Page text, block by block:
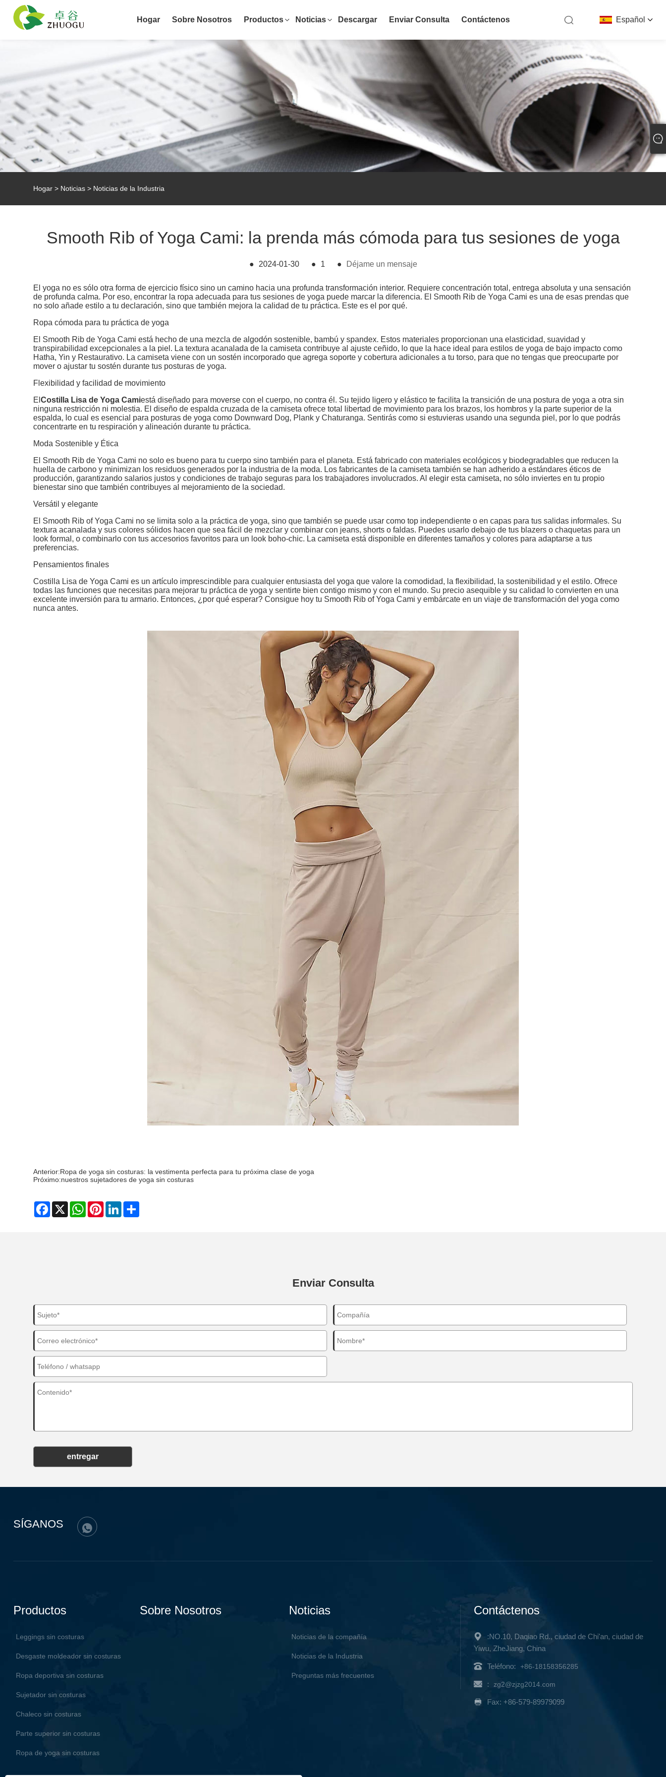
Español
Hogar Sobre Nosotros Productos Noticias Descargar Enviar Consulta Contáctenos
Hogar > Noticias > Noticias de la Industria
Smooth Rib of Yoga Cami: la prenda más cómoda para tus sesiones de yoga
● 2024-01-30 ● 1 ● Déjame un mensaje
El yoga no es sólo otra forma de ejercicio físico sino un camino hacia una profunda transformación interior. Requiere concentración total, entrega absoluta y una sensación
de profunda calma. Por eso, encontrar la ropa adecuada para tus sesiones de yoga puede marcar la diferencia. El Smooth Rib de Yoga Cami es una de esas prendas que
no solo añade estilo a tu declaración, sino que también mejora la calidad de tu práctica. Este es el por qué.
Ropa cómoda para tu práctica de yoga
El Smooth Rib de Yoga Cami está hecho de una mezcla de algodón sostenible, bambú y spandex. Estos materiales proporcionan una elasticidad, suavidad y
transpirabilidad excepcionales a la piel. La textura acanalada de la camiseta contribuye al ajuste ceñido, lo que la hace ideal para estilos de yoga de bajo impacto como
Hatha, Yin y Restaurativo. La camiseta viene con un sostén incorporado que agrega soporte y cobertura adicionales a tu torso, para que no tengas que preocuparte por
mover o ajustar tu sostén durante tus posturas de yoga.
Flexibilidad y facilidad de movimiento
ElCostilla Lisa de Yoga Camiestá diseñado para moverse con el cuerpo, no contra él. Su tejido ligero y elástico te facilita la transición de una postura de yoga a otra sin
ninguna restricción ni molestia. El diseño de espalda cruzada de la camiseta ofrece total libertad de movimiento para los brazos, los hombros y la parte superior de la
espalda, lo cual es esencial para posturas de yoga como Downward Dog, Plank y Chaturanga. Sentirás como si estuvieras usando una segunda piel, por lo que podrás
concentrarte en tu respiración y alineación durante tu práctica.
Moda Sostenible y Ética
El Smooth Rib de Yoga Cami no solo es bueno para tu cuerpo sino también para el planeta. Está fabricado con materiales ecológicos y biodegradables que reducen la
huella de carbono y minimizan los residuos generados por la industria de la moda. Los fabricantes de la camiseta también se han adherido a estándares éticos de
producción, garantizando salarios justos y condiciones de trabajo seguras para los trabajadores involucrados. Al elegir esta camiseta, no sólo inviertes en tu propio
bienestar sino que también contribuyes al mejoramiento de la sociedad.
Versátil y elegante
El Smooth Rib of Yoga Cami no se limita solo a la práctica de yoga, sino que también se puede usar como top independiente o en capas para tus salidas informales. Su
textura acanalada y sus colores sólidos hacen que sea fácil de mezclar y combinar con jeans, shorts o faldas. Puedes usarlo debajo de tus blazers o chaquetas para un
look formal, o combinarlo con tus accesorios favoritos para un look boho-chic. La camiseta está disponible en diferentes tamaños y colores para adaptarse a tus
preferencias.
Pensamientos finales
Costilla Lisa de Yoga Cami es un artículo imprescindible para cualquier entusiasta del yoga que valore la comodidad, la flexibilidad, la sostenibilidad y el estilo. Ofrece
todas las funciones que necesitas para mejorar tu práctica de yoga y sentirte bien contigo mismo y con el mundo. Su precio asequible y su calidad lo convierten en una
excelente inversión para tu armario. Entonces, ¿por qué esperar? Consigue hoy tu Smooth Rib of Yoga Cami y embárcate en un viaje de transformación del yoga como
nunca antes.
Anterior:Ropa de yoga sin costuras: la vestimenta perfecta para tu próxima clase de yoga
Próximo:nuestros sujetadores de yoga sin costuras
Facebook
X WhatsAppPinterestLinkedIn
Enviar Consulta
entregar
SÍGANOS
Productos
Leggings sin costuras
Desgaste moldeador sin costuras
Ropa deportiva sin costuras
Sujetador sin costuras
Chaleco sin costuras
Parte superior sin costuras
Ropa de yoga sin costuras
Sobre Nosotros Noticias
Noticias de la compañía
Noticias de la Industria
Preguntas más frecuentes
Contáctenos
:NO.10, Daqiao Rd., ciudad de Chi'an, ciudad de
Yiwu, ZheJiang, China
Teléfono: +86-18158356285
: zg2@zjzg2014.com
Fax: +86-579-89979099